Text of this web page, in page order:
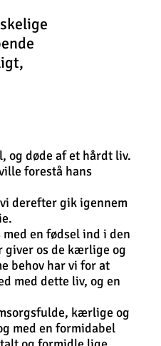
og døde af et hårdt liv.
forestå hans
derefter gik igennem
en fødsel ind i den
giver os de kærlige og
behov har vi for at
med dette liv, og en
kærlige og
med en formidabel